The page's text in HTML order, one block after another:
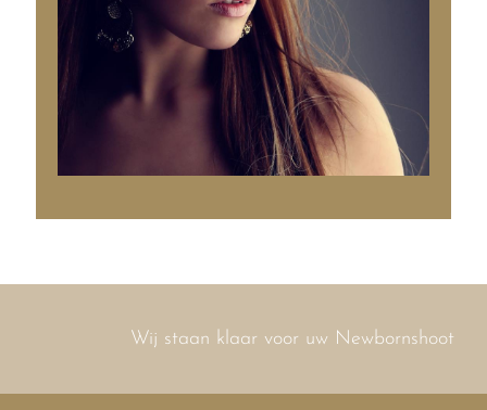
Wij staan klaar voor uw Newbornshoot